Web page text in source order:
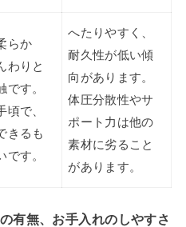
らか
わりと
です。
頃で、
きるも
です。
へたりやすく、
耐久性が低い傾
向があります。
体圧分散性やサ
ポート力は他の
素材に劣ること
があります。
有無、お手入れのしやすさ